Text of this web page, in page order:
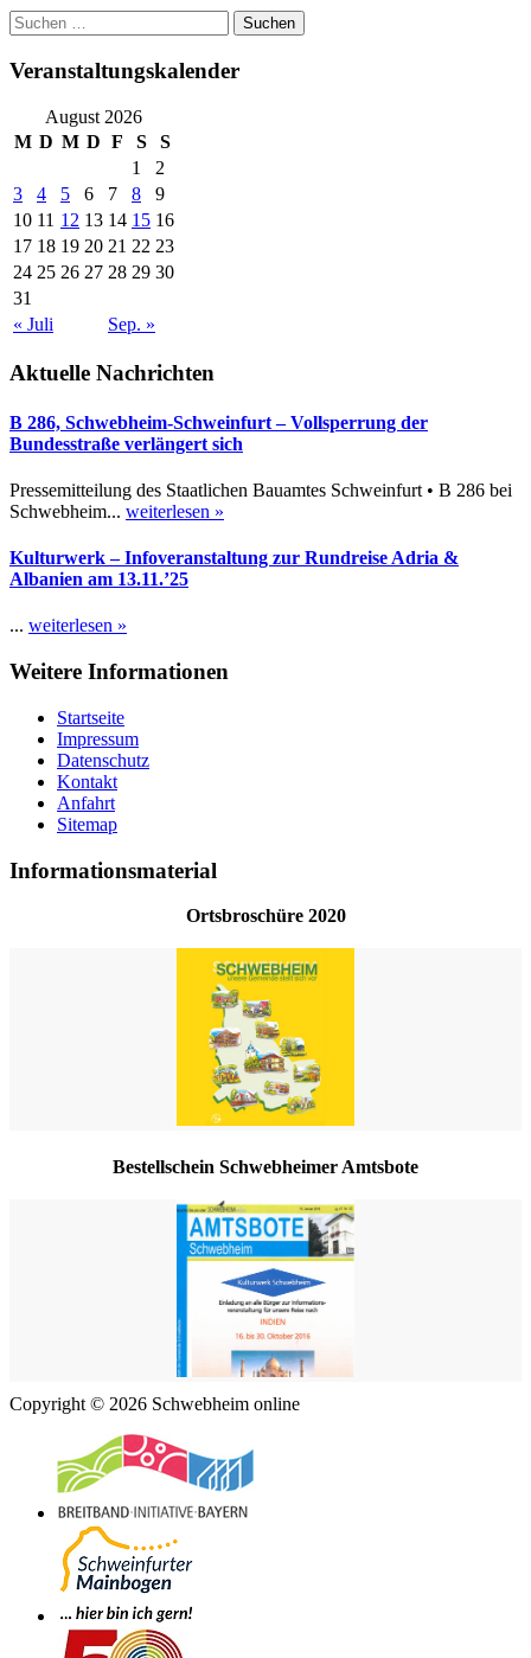
Suchen
nach:
Veranstaltungskalender
August 2026
M D M D F S
S
1
2
3
4 5 6 7 8
9
10 11 12 13 14 15 16
17 18 19 20 21 22 23
24 25 26 27 28 29 30
31
« Juli
Sep. »
Aktuelle Nachrichten
B 286, Schwebheim-Schweinfurt – Vollsperrung der
Bundesstraße verlängert sich
Pressemitteilung des Staatlichen Bauamtes Schweinfurt • B 286 bei
Schwebheim... weiterlesen »
Kulturwerk – Infoveranstaltung zur Rundreise Adria &
Albanien am 13.11.’25
... weiterlesen »
Weitere Informationen
Startseite
Impressum
Datenschutz
Kontakt
Anfahrt
Sitemap
Informationsmaterial
Ortsbroschüre 2020
Bestellschein Schwebheimer Amtsbote
Copyright © 2026 Schwebheim online